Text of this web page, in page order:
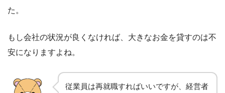
た。
もし会社の状況が良くなければ、大きなお金を貸すのは不
安になりますよね。
従業員は再就職すればいいですが、経営者